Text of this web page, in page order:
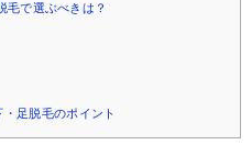
で選ぶべきは？
足脱毛のポイント